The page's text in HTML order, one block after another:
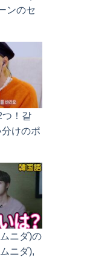
ンのセ
つ！같
けのポ
ニダ)の
ニダ),